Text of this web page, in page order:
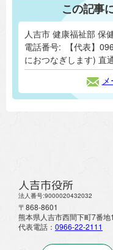
この記事
人吉市 健康福祉部 保
電話番号:
【代表】
におつなぎします) 直
人吉市役所
法人番号:9000020432032
〒868-8601
熊本県人吉市西間下町7番地1
代表電話： 0966-22-2111